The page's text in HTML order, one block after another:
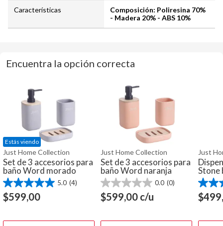
Características
Composición: Poliresina 70%
- Madera 20% - ABS 10%
Encuentra la opción correcta
Estás viendo
Just Home Collection
Set de 3 accesorios para
baño Word morado
5.0 (4)
5.0
de
5
$599,00
Just Home Collection
Set de 3 accesorios para
baño Word naranja
0.0 (0)
0.0
de
5
$599,00 c/u
Just
Stone
4.0
de
5
$